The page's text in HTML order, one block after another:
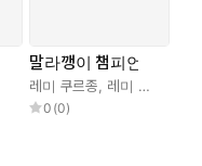
말라깽이 챔피언
레미 쿠르종, 레미 쿠르종
0 (0)